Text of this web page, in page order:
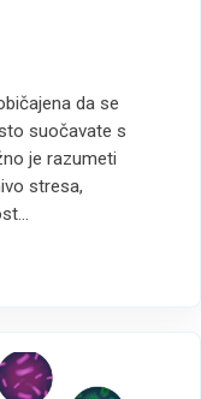
da se
suočavate s
je razumeti
stresa,